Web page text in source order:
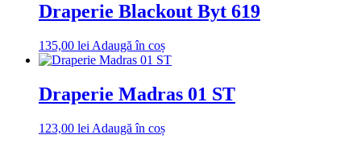
Draperie Blackout Byt 619
135,00 lei Adaugă în coș
Draperie Madras 01 ST
123,00 lei Adaugă în coș